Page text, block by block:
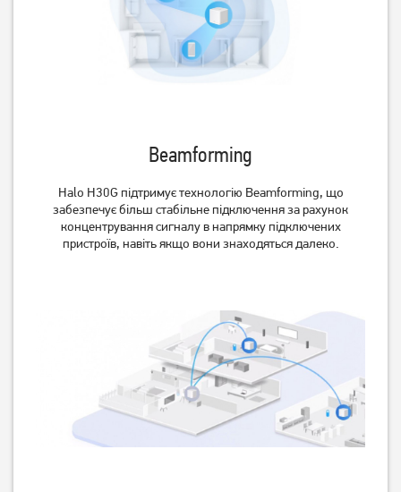
Beamforming
Halo H30G підтримує технологію Beamforming, що
забезпечує більш стабільне підключення за рахунок
концентрування сигналу в напрямку підключених
пристроїв, навіть якщо вони знаходяться далеко.